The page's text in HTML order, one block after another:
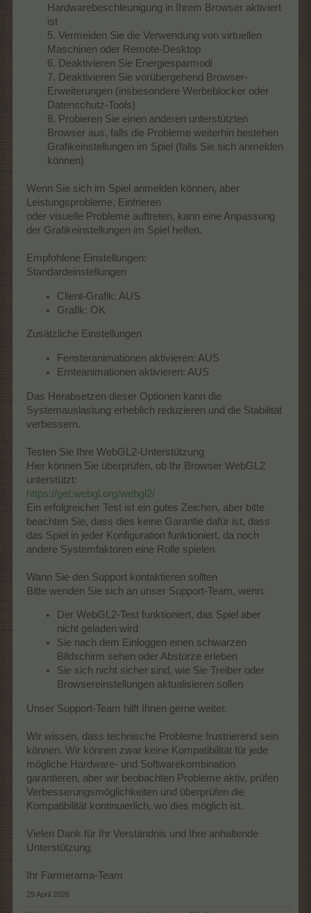
Hardwarebeschleunigung in Ihrem Browser aktiviert
ist
5. Vermeiden Sie die Verwendung von virtuellen
Maschinen oder Remote-Desktop
6. Deaktivieren Sie Energiesparmodi
7. Deaktivieren Sie vorübergehend Browser-
Erweiterungen (insbesondere Werbeblocker oder
Datenschutz-Tools)
8. Probieren Sie einen anderen unterstützten
Browser aus, falls die Probleme weiterhin bestehen
Grafikeinstellungen im Spiel (falls Sie sich anmelden
können)​
Wenn Sie sich im Spiel anmelden können, aber
Leistungsprobleme, Einfrieren
oder visuelle Probleme auftreten, kann eine Anpassung
der Grafikeinstellungen im Spiel helfen.
Empfohlene Einstellungen:
Standardeinstellungen
Client-Grafik: AUS
Grafik: OK
Zusätzliche Einstellungen
Fensteranimationen aktivieren: AUS
Ernteanimationen aktivieren: AUS
Das Herabsetzen dieser Optionen kann die
Systemauslastung erheblich reduzieren und die Stabilität
verbessern.
Testen Sie Ihre WebGL2-Unterstützung
Hier können Sie überprüfen, ob Ihr Browser WebGL2
unterstützt:
https://get.webgl.org/webgl2/
Ein erfolgreicher Test ist ein gutes Zeichen, aber bitte
beachten Sie, dass dies keine Garantie dafür ist, dass
das Spiel in jeder Konfiguration funktioniert, da noch
andere Systemfaktoren eine Rolle spielen.
Wann Sie den Support kontaktieren sollten
Bitte wenden Sie sich an unser Support-Team, wenn:
Der WebGL2-Test funktioniert, das Spiel aber
nicht geladen wird
Sie nach dem Einloggen einen schwarzen
Bildschirm sehen oder Abstürze erleben
Sie sich nicht sicher sind, wie Sie Treiber oder
Browsereinstellungen aktualisieren sollen
Unser Support-Team hilft Ihnen gerne weiter.
Wir wissen, dass technische Probleme frustrierend sein
können. Wir können zwar keine Kompatibilität für jede
mögliche Hardware- und Softwarekombination
garantieren, aber wir beobachten Probleme aktiv, prüfen
Verbesserungsmöglichkeiten und überprüfen die
Kompatibilität kontinuierlich, wo dies möglich ist.
Vielen Dank für Ihr Verständnis und Ihre anhaltende
Unterstützung.
Ihr Farmerama-Team
29 April 2026